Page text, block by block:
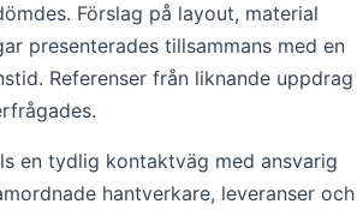
Förslag på layout, material
presenterades tillsammans med en
Referenser från liknande uppdrag
en tydlig kontaktväg med ansvarig
hantverkare, leveranser och